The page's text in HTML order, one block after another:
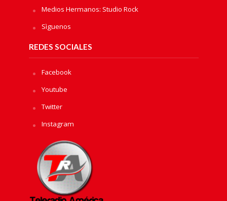
Medios Hermanos: Studio Rock
Sìguenos
REDES SOCIALES
Facebook
Youtube
Twitter
Instagram